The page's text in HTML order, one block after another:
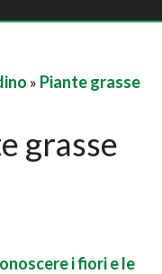
» Piante grasse
grasse
i fiori e le